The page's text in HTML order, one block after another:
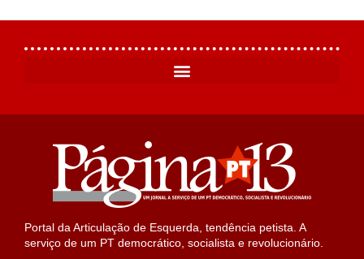
Portal da Articulação de Esquerda, tendência petista. A
serviço de um PT democrático, socialista e revolucionário.